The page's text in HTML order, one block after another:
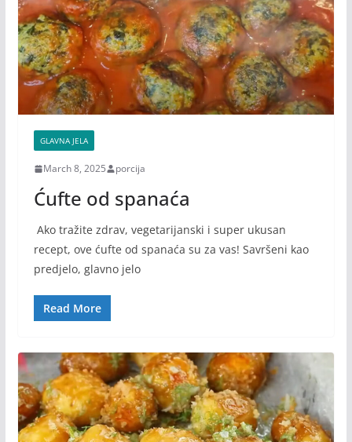
GLAVNA JELA
March 8, 2025 porcija
Ćufte od spanaća
Ako tražite zdrav, vegetarijanski i super ukusan
recept, ove ćufte od spanaća su za vas! Savršeni kao
predjelo, glavno jelo
Read More